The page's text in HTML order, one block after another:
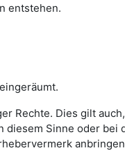
entstehen.
Rechte. Dies gilt
Sinne oder bei